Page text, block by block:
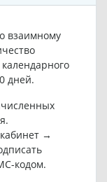
взаимному
дней.
→
кодом.